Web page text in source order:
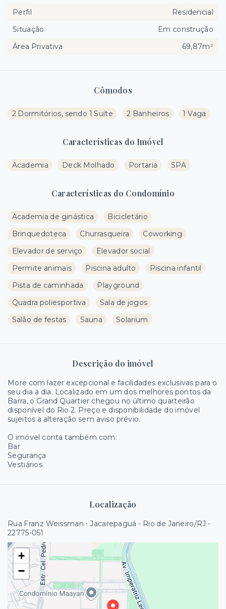
Cômodos
2 Dormitórios, sendo 1 Suíte 2 Banheiros 1 Vaga
Características do Imóvel
Academia Deck Molhado Portaria SPA
Características do Condomínio
Academia de ginástica
Bicicletário
Brinquedoteca
Churrasqueira
Coworking
Elevador de serviço
Elevador social
Permite animais
Piscina adulto
Piscina infantil
Pista de caminhada
Playground
Quadra poliesportiva
Sala de jogos
Salão de festas
Sauna Solarium
Descrição do imóvel
More com lazer excepcional e facilidades exclusivas para o
seu dia a dia. Localizado em um dos melhores pontos da
Barra, o Grand Quartier chegou no último quarteirão
disponível do Rio 2. Preço e disponibilidade do imóvel
sujeitos a alteração sem aviso prévio.
O imóvel conta também com:
Bar
Segurança
Vestiários
Localização
Rua Franz Weissman - Jacarepaguá - Rio de Janeiro/RJ -
22775-051
+
−
Perfil
Residencial
Situação
Em construção
Área Privativa
69,87m²